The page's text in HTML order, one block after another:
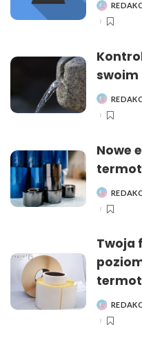
POSTED
swoim
POSTED
Nowe
POSTED
Twoja
POSTED